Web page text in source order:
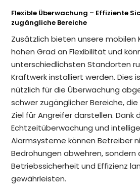
Flexible Überwachung – Effiziente
zugängliche Bereiche
Zusätzlich bieten unsere mobilen
hohen Grad an Flexibilität und
unterschiedlichsten Standorten
Kraftwerk installiert werden. Dies
nützlich für die Überwachung
schwer zugänglicher Bereiche,
Ziel für Angreifer darstellen. Dank
Echtzeitüberwachung und
Alarmsysteme können Betreiber
Bedrohungen abwehren, sondern
Betriebssicherheit und Effizienz
gewährleisten.